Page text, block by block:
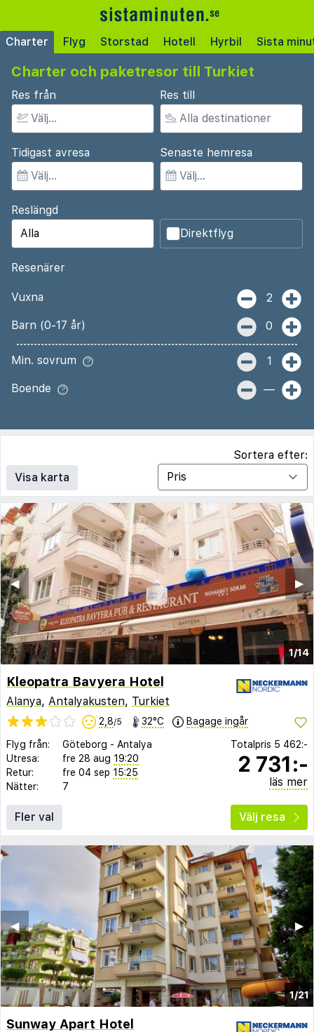
Charter Flyg Storstad Hotell Hyrbil Sista
Charter och paketresor till Turkiet
Res från Res till
Tidigast avresa Senaste hemresa
Reslängd
Direktflyg
Resenärer
Vuxna 2
Barn (0-17 år) 0
Min. sovrum 1
Boende —
Visa karta
Sortera efter:
1/14
▶︎
◀︎
Kleopatra Bavyera Hotel
Alanya, Antalyakusten, Turkiet
2,8/5 32°C Bagage ingår
Flyg från: Göteborg - Antalya
Utresa:
fre 28 aug 19:20
Retur:
fre 04 sep 15:25
Nätter:
7
Totalpris 5 462:-
2 731:-
läs mer
Fler val Välj resa
1/21
▶︎
◀︎
Sunway Apart Hotel